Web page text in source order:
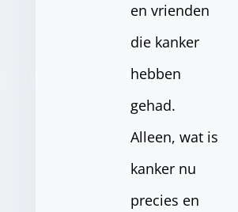
en vrienden
die kanker
hebben
gehad.
Alleen, wat is
kanker nu
precies en